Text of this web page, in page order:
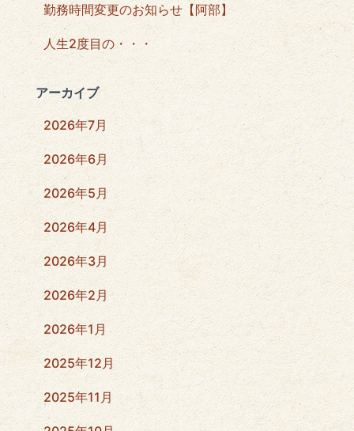
勤務時間変更のお知らせ【阿部】
人生2度目の・・・
アーカイブ
2026年7月
2026年6月
2026年5月
2026年4月
2026年3月
2026年2月
2026年1月
2025年12月
2025年11月